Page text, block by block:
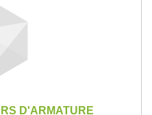
D'ARMATURE